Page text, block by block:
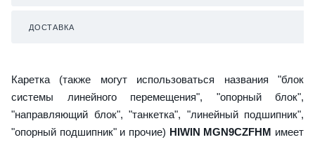
ДОСТАВКА
Каретка (также могут использоваться названия "блок
системы линейного перемещения", "опорный блок",
"направляющий блок", "танкетка", "линейный подшипник",
"опорный подшипник" и прочие) HIWIN MGN9CZFHM имеет